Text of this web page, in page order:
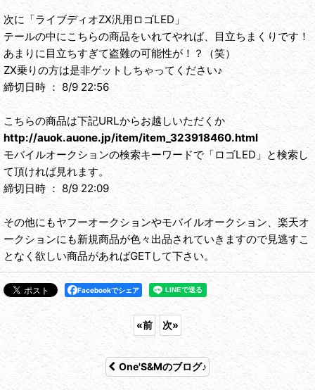
次に「ライブディオZX汎用ロゴLED」
テールの中にこちらの商品をいれてやれば、目立ちまくりです！
あまりに目立ちすぎて盗難の可能性が！？（笑）
ZX乗りの方は是非ゲットしちゃってください♪
締切日時 ： 8/9 22:56
こちらの商品は下記URLからお越しいただくか
http://auok.auone.jp/item/item_323918460.html
モバイルオークションの検索キーワードで「ロゴLED」と検索し
て頂ければ見れます。
締切日時 ： 8/9 22:09
その他にもヤフーオークションやモバイルオークション、楽天オ
ークションにも新規商品が色々出品されていきますので見逃すこ
となく欲しい商品があればGETして下さい。
Facebookでシェア
«前 次»
One'S&Mのブログ♪